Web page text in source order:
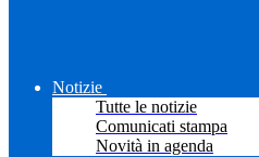
Notizie
Tutte le notizie
Comunicati stampa
Novità in agenda